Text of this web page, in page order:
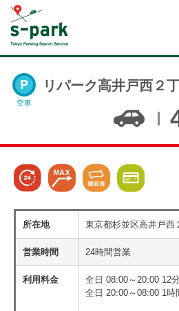
空車
リパーク高井戸西２
所在地 東京都杉並区高井戸西
営業時間 24時間営業
利用料金
全日 08:00～20:00 12
全日 20:00～08:00 1時